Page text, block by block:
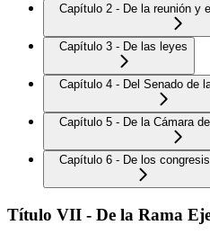
Capítulo 2 - De la reunión y
Capítulo 3 - De las leyes
Capítulo 4 - Del Senado de
Capítulo 5 - De la Cámara
Capítulo 6 - De los
Título VII - De la Rama